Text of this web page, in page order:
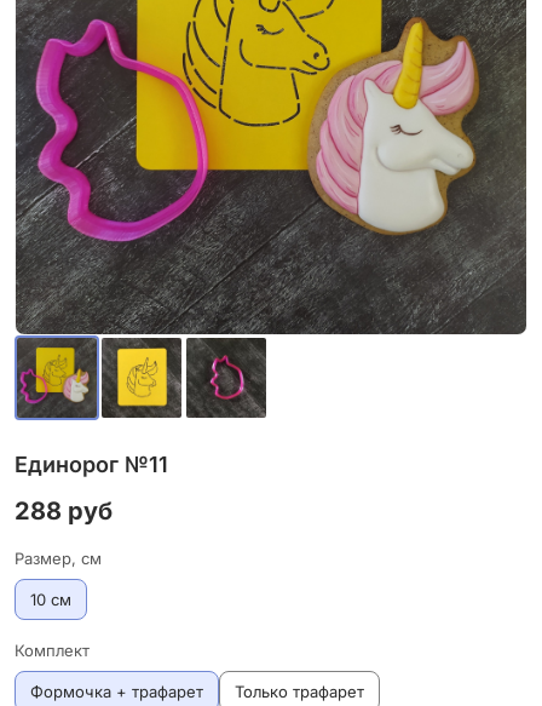
Единорог №11
288 руб
Размер, см
10 см
Комплект
Формочка + трафарет Только трафарет